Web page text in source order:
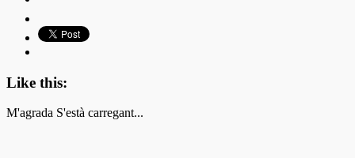
Like this:
M'agrada S'està carregant...